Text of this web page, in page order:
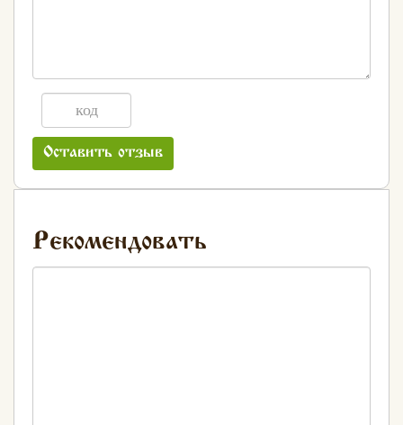
Оставить отзыв
Рекомендовать